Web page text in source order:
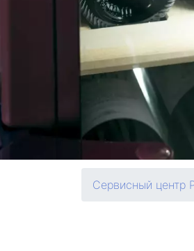
Сервисный центр